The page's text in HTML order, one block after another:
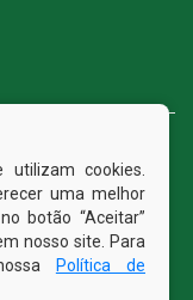
cookies.
uma melhor
botão “Aceitar”
nosso site. Para
Política de